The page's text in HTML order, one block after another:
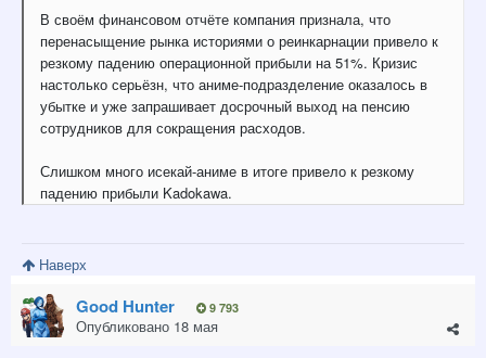
В своём финансовом отчёте компания признала, что
перенасыщение рынка историями о реинкарнации привело к
резкому падению операционной прибыли на 51%. Кризис
настолько серьёзн, что аниме-подразделение оказалось в
убытке и уже запрашивает досрочный выход на пенсию
сотрудников для сокращения расходов.
Слишком много исекай-аниме в итоге привело к резкому
падению прибыли Kadokawa.
Наверх
Good Hunter 9 793
Опубликовано 18 мая